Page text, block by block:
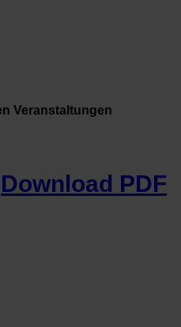
Veranstaltungen
Download PDF